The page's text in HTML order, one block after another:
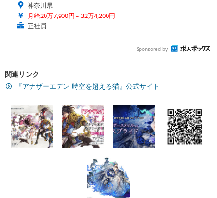
神奈川県
月給20万7,900円～32万4,200円
正社員
Sponsored by
関連リンク
『アナザーエデン 時空を超える猫』公式サイト